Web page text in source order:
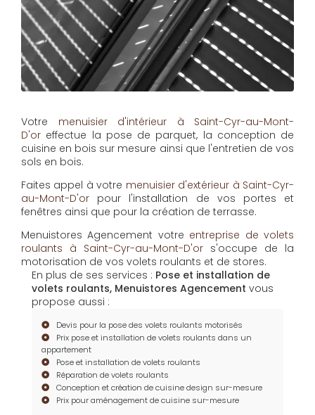
Votre menuisier d'intérieur à Saint-Cyr-au-Mont-
D'or effectue la pose de parquet, la conception de
cuisine en bois sur mesure ainsi que l'entretien de vos
sols en bois.
Faites appel à votre menuisier d'extérieur à Saint-Cyr-
au-Mont-D'or pour l'installation de vos portes et
fenêtres ainsi que pour la création de terrasse.
Menuistores Agencement votre entreprise de volets
roulants à Saint-Cyr-au-Mont-D'or s'occupe de la
motorisation de vos volets roulants et de stores.
En plus de ses services : Pose et installation de
volets roulants, Menuistores Agencement vous
propose aussi :
Devis pour la pose des volets roulants motorisés
Prix pose et installation de volets roulants dans un
appartement
Pose et installation de volets roulants
Réparation de volets roulants
Conception et création de cuisine design sur-mesure
Prix pour aménagement de cuisine sur-mesure